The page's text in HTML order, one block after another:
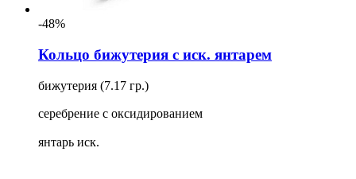
-48%
Кольцо бижутерия с иск. янтарем
бижутерия (7.17 гр.)
серебрение с оксидированием
янтарь иск.